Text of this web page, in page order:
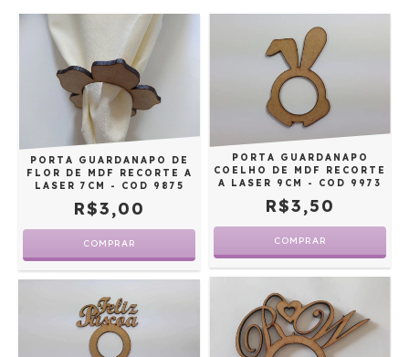
PORTA GUARDANAPO DE
FLOR DE MDF RECORTE A
LASER 7CM - COD 9875
R$3,00
PORTA GUARDANAPO
COELHO DE MDF RECORTE
A LASER 9CM - COD 9973
R$3,50